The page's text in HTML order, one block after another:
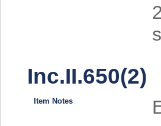
Inc.II.650(2)
Item Notes